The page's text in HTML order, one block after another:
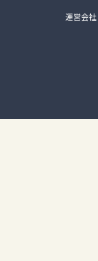
運営会社